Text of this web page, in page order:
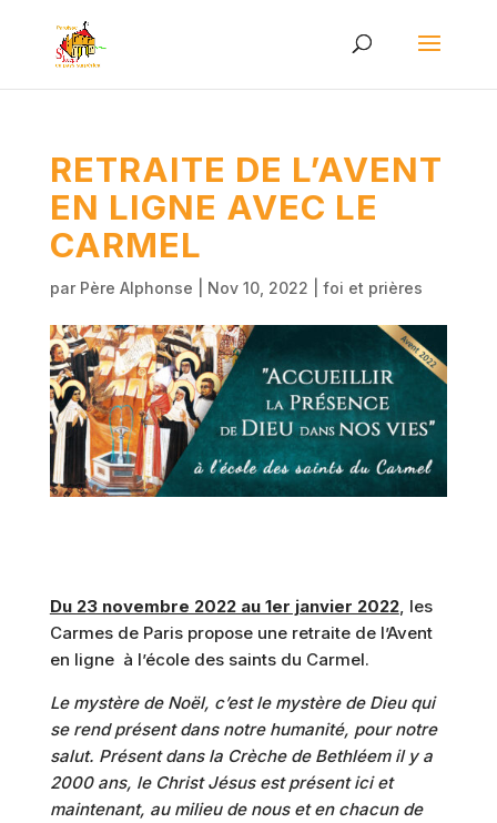
RETRAITE DE L’AVENT
EN LIGNE AVEC LE
CARMEL
par Père Alphonse Nov 10, 2022 foi et prières
Du 23 novembre 2022 au 1er janvier 2022, les
Carmes de Paris propose une retraite de l’Avent
en ligne à l’école des saints du Carmel.
Le mystère de Noël, c’est le mystère de Dieu qui
se rend présent dans notre humanité, pour notre
salut. Présent dans la Crèche de Bethléem il y a
2000 ans, le Christ Jésus est présent ici et
maintenant, au milieu de nous et en chacun de